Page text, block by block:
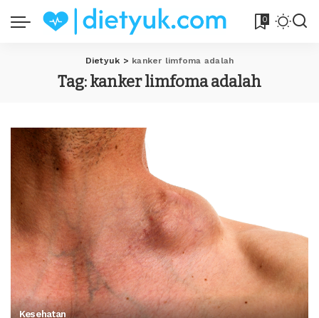
0
Dietyuk > kanker limfoma adalah
Tag:kanker limfoma adalah
Kesehatan